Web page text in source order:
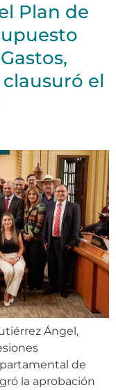
Plan de
el
Ángel,
de
la aprobación